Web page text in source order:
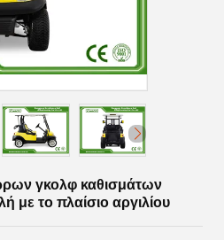
γκολφ καθισμάτων
με το πλαίσιο αργιλίου